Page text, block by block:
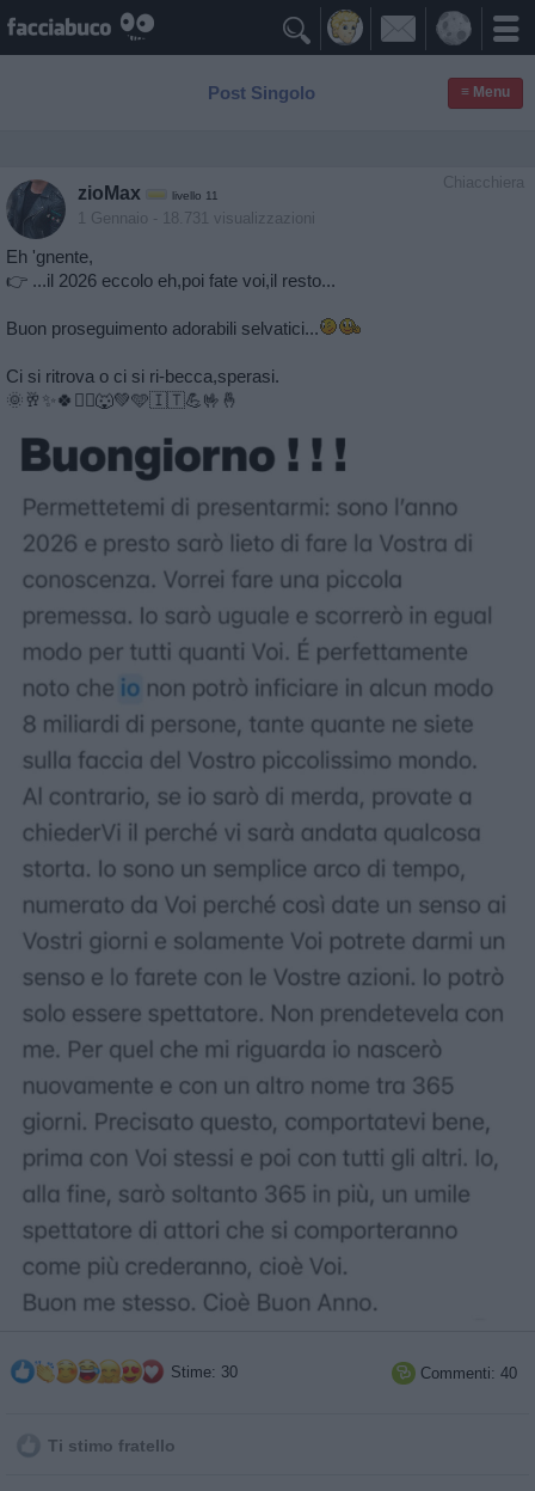

Post Singolo ≡ Menu
Chiacchiera
zioMax livello 11
1 Gennaio - 18.731 visualizzazioni
Eh 'gnente,
👉 ...il 2026 eccolo eh,poi fate voi,il resto...
Buon proseguimento adorabili selvatici...
Ci si ritrova o ci si ri-becca,sperasi.
🌞🥂✨️🍀🏃‍♂️🐺💚🩵🇮🇹💪🤟🤞
Stime: 30  Commenti: 40
Ti stimo fratello